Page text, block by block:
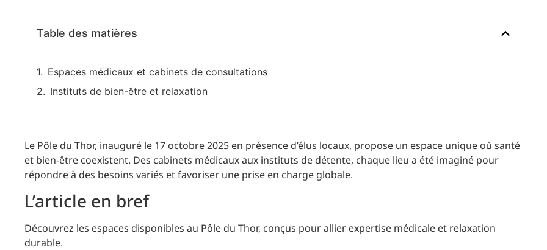
Table des matières
Espaces médicaux et cabinets de consultations
Instituts de bien-être et relaxation
Le Pôle du Thor, inauguré le 17 octobre 2025 en présence d’élus locaux, propose un espace unique où santé
et bien-être coexistent. Des cabinets médicaux aux instituts de détente, chaque lieu a été imaginé pour
répondre à des besoins variés et favoriser une prise en charge globale.
L’article en bref
Découvrez les espaces disponibles au Pôle du Thor, conçus pour allier expertise médicale et relaxation
durable.